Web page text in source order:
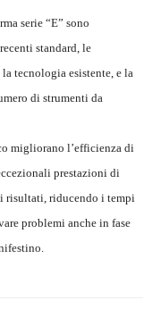
serie “E” sono
standard, le
tecnologia esistente, e la
di strumenti da
migliorano l’efficienza di
prestazioni di
risultati, riducendo i tempi
problemi anche in fase